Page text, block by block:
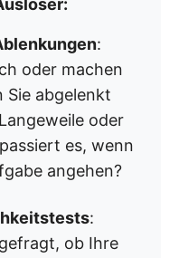
:
oder machen
Sie abgelenkt
oder
es, wenn
angehen?
:
ob Ihre